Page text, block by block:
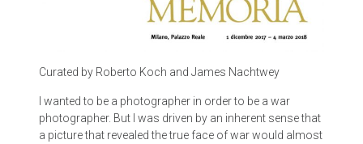
Curated by Roberto Koch and James Nachtwey
I wanted to be a photographer in order to be a war
photographer. But I was driven by an inherent sense that
a picture that revealed the true face of war would almost